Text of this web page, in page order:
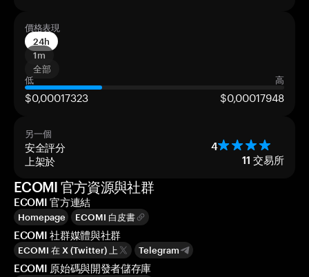
價格表現
24h
1m
全部
低
高
$0,00017323 $0,00017948
另一個
安全評分 4
上架於 11 交易所
ECOMI 官方資源與社群
ECOMI 官方連結
Homepage ECOMI 白皮書
ECOMI 社群媒體與社群
ECOMI 在 X (Twitter) 上 Telegram
ECOMI 原始碼與開發者儲存庫